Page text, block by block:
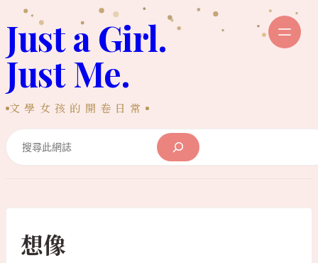
至
主
內
容
Just a Girl.
Just Me.
文學女孩的開卷日常
想像